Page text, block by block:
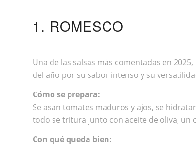
1. ROMESCO
Una de las salsas más comentadas en 2025,
del año por su sabor intenso y su
Cómo se prepara:
Se asan tomates maduros y ajos, se
todo se tritura junto con aceite de oliva, un
Con qué queda bien: